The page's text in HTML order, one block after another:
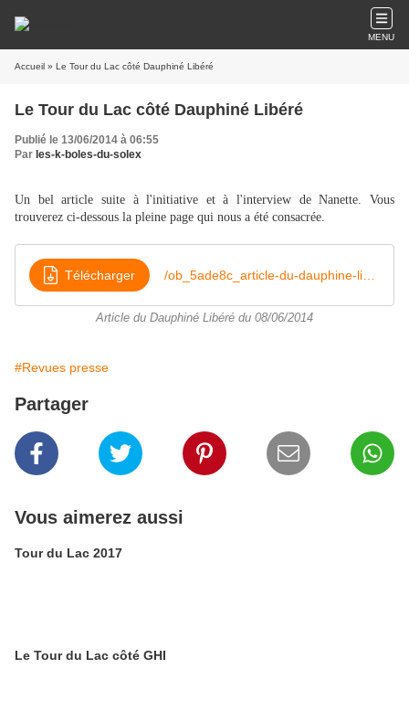
MENU
Accueil » Le Tour du Lac côté Dauphiné Libéré
Le Tour du Lac côté Dauphiné Libéré
Publié le 13/06/2014 à 06:55
Par les-k-boles-du-solex
Un bel article suite à l'initiative et à l'interview de Nanette. Vous
trouverez ci-dessous la pleine page qui nous a été consacrée.
Télécharger
Article du Dauphiné Libéré du 08/06/2014
#Revues presse
Partager
Vous aimerez aussi
Tour du Lac 2017
Le Tour du Lac côté GHI